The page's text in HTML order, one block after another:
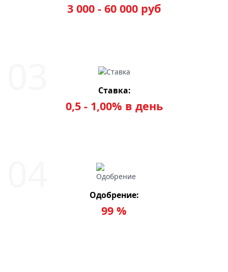
3 000 - 60 000 руб
Ставка:
0,5 - 1,00% в день
Одобрение:
99 %